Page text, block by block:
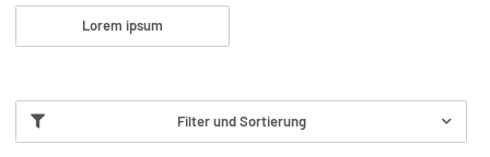
Lorem ipsum
Filter und Sortierung